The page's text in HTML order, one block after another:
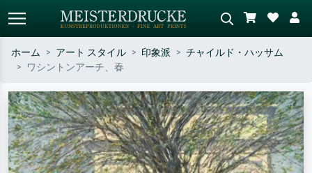
作家名・作品名・スタイルで検索
– 例：モネ、星月夜、印象派、北
斎の波、ヌード。
シーンを説明してください – 例：
緑の草原、赤の多い抽象画、暗い
油絵、木のそばの立ち姿のヌー
ド。
ホーム アート スタイル 印象派
チャイルド・ハッサム
ワシントンアーチ、春